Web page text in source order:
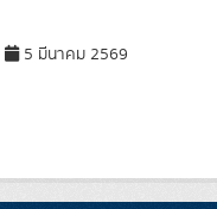
5 มีนาคม 2569